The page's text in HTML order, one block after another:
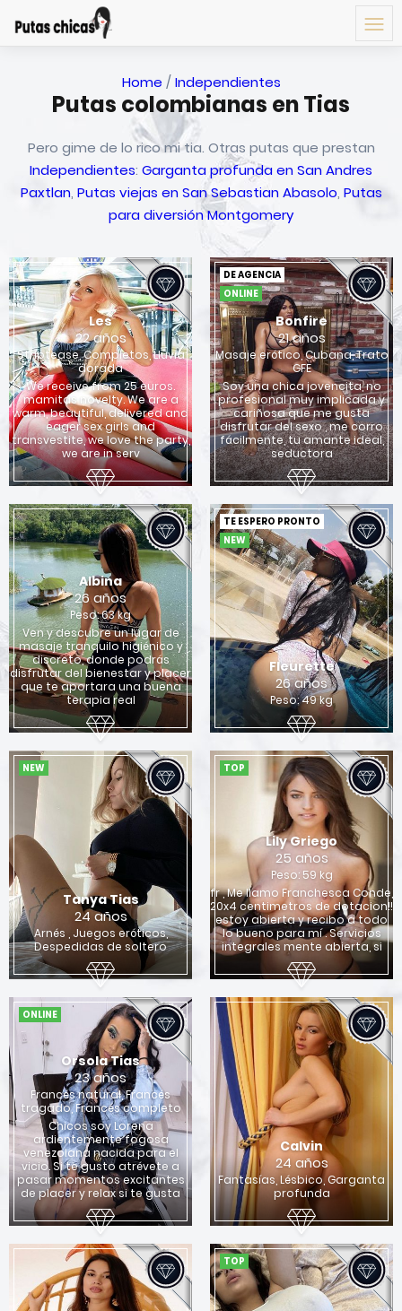
Home / Independientes
Putas colombianas en Tias
Pero gime de lo rico mi tia. Otras putas que prestan
Independientes: Garganta profunda en San Andres
Paxtlan, Putas viejas en San Sebastian Abasolo, Putas
para diversión Montgomery
Les
22 años
Striptease, Completos, Lluvia
dorada
We receive from 25 euros.
mamitas novelty. We are a
warm, beautiful, delivered and
eager sex girls and
transvestite, we love the party,
we are in serv
ONLINE
DE AGENCIA
Bonfire
21 años
Masaje erótico, Cubana, Trato
GFE
Soy una chica jovencita, no
profesional muy implicada y
cariñosa que me gusta
disfrutar del sexo , me corro
fácilmente, tu amante ideal,
seductora
Albina
26 años
Peso: 63 kg
Ven y descubre un lugar de
masaje tranquilo higiénico y
discreto, donde podrás
disfrutar del bienestar y placer
que te aportara una buena
terapia real
NEW
TE ESPERO PRONTO
Fleurette
26 años
Peso: 49 kg
NEW
Tanya Tias
24 años
Arnés , Juegos eróticos,
Despedidas de soltero
TOP
Lily Griego
25 años
Peso: 59 kg
fr , Me llamo Franchesca Conde,
20x4 centimetros de dotacion!!
estoy abierta y recibo a todo
lo bueno para mí . Servicios
integrales mente abierta, si
ONLINE
Orsola Tias
23 años
Francés natural, Francés
tragado, Francés completo
Chicos soy Lorena
ardientemente fogosa
venezolana nacida para el
vicio. Si te gusto atrévete a
pasar momentos excitantes
de placer y relax si te gusta
Calvin
24 años
Fantasías, Lésbico, Garganta
profunda
TOP